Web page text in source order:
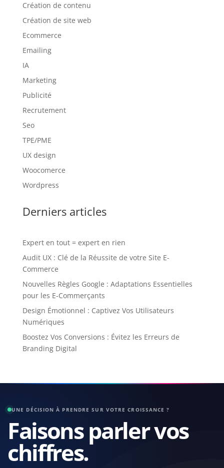
Création de contenu
Création de site web
Ecommerce
Emailing
IA
Marketing
Publicité
Recrutement
Seo
TPE/PME
UX design
Woocomerce
Wordpress
Derniers articles
Expert en tout = expert en rien
Audit UX : Clé de la Réussite de votre Site E-
Commerce
Nouvelles Règles Google : Adaptations Essentielles
pour les E-Commerçants
Design Émotionnel : Captivez Vos Utilisateurs
Numériques
Boostez Vos Conversions : Évitez les Erreurs de
Branding Digital
UNE DÉCISION À PRENDRE SUR VOTRE CROISSANCE ?
Faisons parler vos
chiffres.